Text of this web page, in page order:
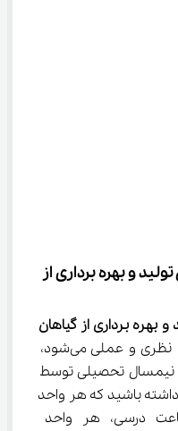
و ﺑﻬﺮه ﺑﺮداری از
و ﺑﻬﺮه ﺑﺮداری از گیاﻫﺎن
که شامل دروس نظری و عملی می‌شود،
باید در طول 2 الی 3 سال و در 4 نیمسال تحصیلی توسط
باشید که هر واحد
این رشته معادل 17 ساعت درسی، هر واحد